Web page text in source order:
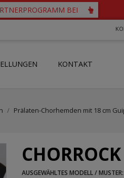
BEI
KONTAKT
Prälaten-Chorhemden mit 18 cm
AUSGEWÄHLTES MODELL / MUSTER: